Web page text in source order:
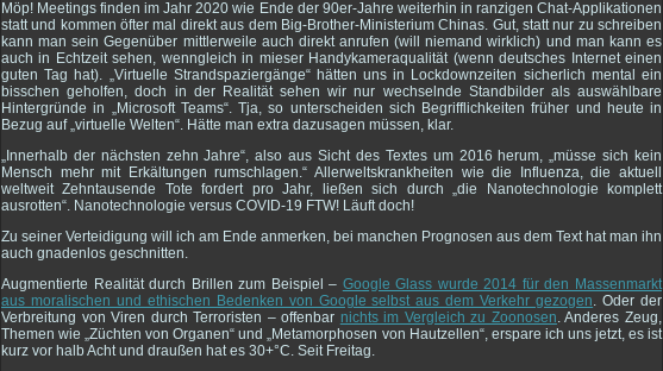
Möp! Meetings finden im Jahr 2020 wie Ende der 90er-Jahre weiterhin in ranzigen Chat-Applikationen
statt und kommen öfter mal direkt aus dem Big-Brother-Ministerium Chinas. Gut, statt nur zu schreiben
kann man sein Gegenüber mittlerweile auch direkt anrufen (will niemand wirklich) und man kann es
auch in Echtzeit sehen, wenngleich in mieser Handykameraqualität (wenn deutsches Internet einen
guten Tag hat). „Virtuelle Strandspaziergänge“ hätten uns in Lockdownzeiten sicherlich mental ein
bisschen geholfen, doch in der Realität sehen wir nur wechselnde Standbilder als auswählbare
Hintergründe in „Microsoft Teams“. Tja, so unterscheiden sich Begrifflichkeiten früher und heute in
Bezug auf „virtuelle Welten“. Hätte man extra dazusagen müssen, klar.
„Innerhalb der nächsten zehn Jahre“, also aus Sicht des Textes um 2016 herum, „müsse sich kein
Mensch mehr mit Erkältungen rumschlagen.“ Allerweltskrankheiten wie die Influenza, die aktuell
weltweit Zehntausende Tote fordert pro Jahr, ließen sich durch „die Nanotechnologie komplett
ausrotten“. Nanotechnologie versus COVID-19 FTW! Läuft doch!
Zu seiner Verteidigung will ich am Ende anmerken, bei manchen Prognosen aus dem Text hat man ihn
auch gnadenlos geschnitten.
Augmentierte Realität durch Brillen zum Beispiel – Google Glass wurde 2014 für den Massenmarkt
aus moralischen und ethischen Bedenken von Google selbst aus dem Verkehr gezogen . Oder der
Verbreitung von Viren durch Terroristen – offenbar nichts im Vergleich zu Zoonosen . Anderes Zeug,
Themen wie „Züchten von Organen“ und „Metamorphosen von Hautzellen“, erspare ich uns jetzt, es ist
kurz vor halb Acht und draußen hat es 30+°C. Seit Freitag.